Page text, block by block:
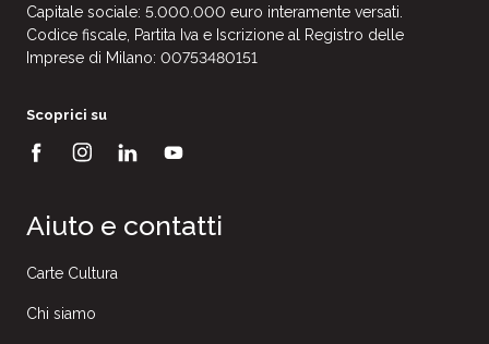
Capitale sociale: 5.000.000 euro interamente versati.
Codice fiscale, Partita Iva e Iscrizione al Registro delle
Imprese di Milano: 00753480151
Scoprici su
Aiuto e contatti
Carte Cultura
Chi siamo